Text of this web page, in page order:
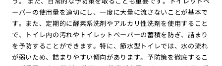
ーパーの使用量を適切にし、一度に大量に流さないことが基本で
す。また、定期的に酵素系洗剤やアルカリ性洗剤を使用すること
で、トイレ内の汚れやトイレットペーパーの蓄積を防ぎ、詰まり
を予防することができます。特に、節水型トイレでは、水の流れ
が弱いため、詰まりやすい傾向があります。予防策を徹底するこ